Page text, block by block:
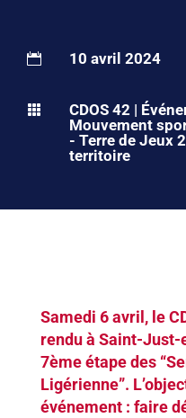
 10 avril 2024
 CDOS 42 |
Mouvement
- Terre de Jeux
territoire
Samedi 6 avril, le
rendu à Saint-
7ème étape des
Ligérienne”.
événement : faire